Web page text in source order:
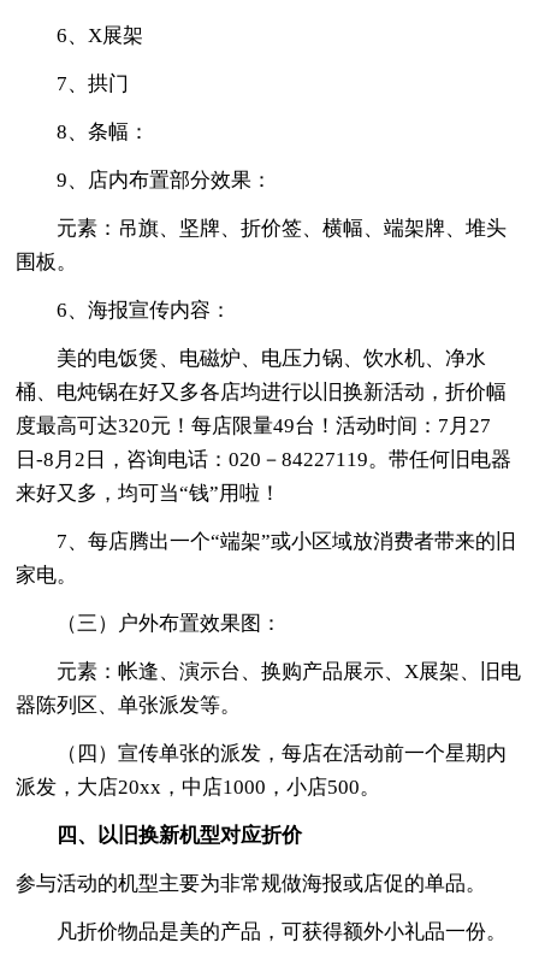
6、X展架
7、拱门
8、条幅：
9、店内布置部分效果：
元素：吊旗、坚牌、折价签、横幅、端架牌、堆头
围板。
6、海报宣传内容：
美的电饭煲、电磁炉、电压力锅、饮水机、净水
桶、电炖锅在好又多各店均进行以旧换新活动，折价幅
度最高可达320元！每店限量49台！活动时间：7月27
日-8月2日，咨询电话：020－84227119。带任何旧电器
来好又多，均可当“钱”用啦！
7、每店腾出一个“端架”或小区域放消费者带来的旧
家电。
（三）户外布置效果图：
元素：帐逢、演示台、换购产品展示、X展架、旧电
器陈列区、单张派发等。
（四）宣传单张的派发，每店在活动前一个星期内
派发，大店20xx，中店1000，小店500。
四、以旧换新机型对应折价
参与活动的机型主要为非常规做海报或店促的单品。
凡折价物品是美的产品，可获得额外小礼品一份。